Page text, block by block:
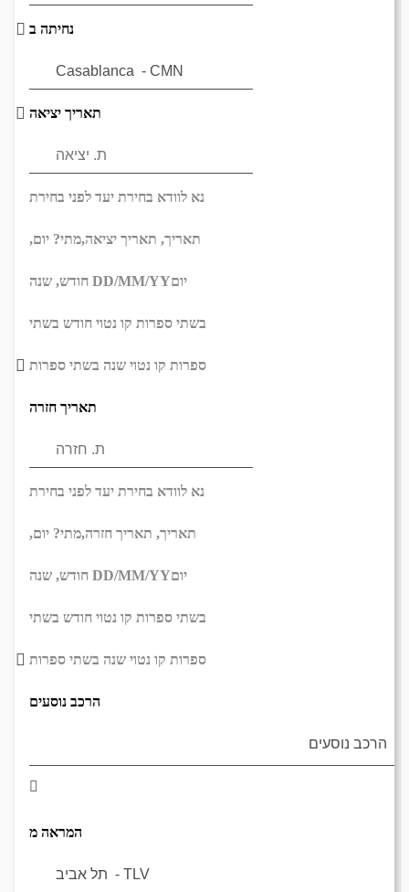
נחיתה ב
תאריך יציאה
נא לוודא בחירת יעד לפני בחירת
תאריך, תאריך יציאה,מתי? יום,
DD/MM/YYיום
בשתי ספרות קו נטוי חודש בשתי
ספרות קו נטוי שנה בשתי ספרות
תאריך חזרה
נא לוודא בחירת יעד לפני בחירת
תאריך, תאריך חזרה,מתי? יום,
DD/MM/YYיום
בשתי ספרות קו נטוי חודש בשתי
ספרות קו נטוי שנה בשתי ספרות
הרכב נוסעים
המראה מ